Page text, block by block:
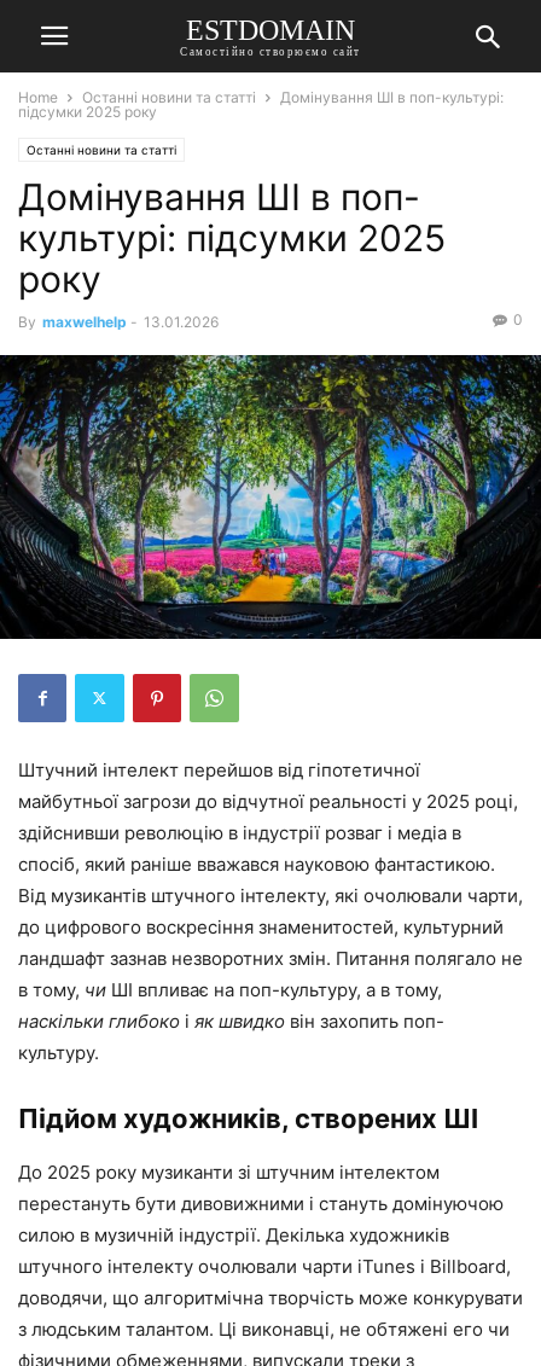
ESTDOMAIN
Самостійно створюємо сайт
Home Останні новини та статті
Домінування ШІ в поп-культурі:
підсумки 2025 року
Останні новини та статті
Домінування ШІ в поп-
культурі: підсумки 2025
року
By maxwelhelp - 13.01.2026 0
Штучний інтелект перейшов від гіпотетичної
майбутньої загрози до відчутної реальності у 2025 році,
здійснивши революцію в індустрії розваг і медіа в
спосіб, який раніше вважався науковою фантастикою.
Від музикантів штучного інтелекту, які очолювали чарти,
до цифрового воскресіння знаменитостей, культурний
ландшафт зазнав незворотних змін. Питання полягало не
в тому, чи ШІ впливає на поп-культуру, а в тому,
наскільки глибоко і як швидко він захопить поп-
культуру.
Підйом художників, створених ШІ
До 2025 року музиканти зі штучним інтелектом
перестануть бути дивовижними і стануть домінуючою
силою в музичній індустрії. Декілька художників
штучного інтелекту очолювали чарти iTunes і Billboard,
доводячи, що алгоритмічна творчість може конкурувати
з людським талантом. Ці виконавці, не обтяжені его чи
фізичними обмеженнями, випускали треки з